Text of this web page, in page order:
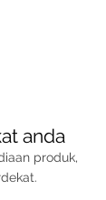
anda
produk,